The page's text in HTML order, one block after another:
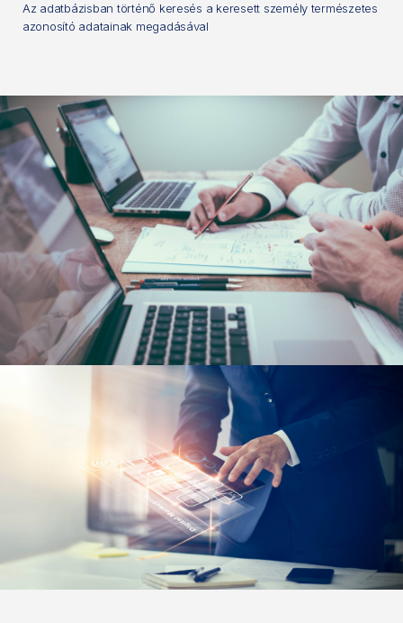
Az adatbázisban történő keresés a keresett személy természetes
azonosító adatainak megadásával